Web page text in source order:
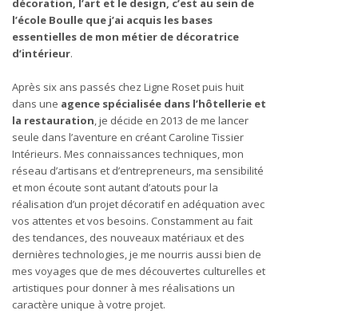
décoration, l’art et le design, c’est au sein de
l’école Boulle que j’ai acquis les bases
essentielles de mon métier de décoratrice
d’intérieur.
Après six ans passés chez Ligne Roset puis huit
dans une agence spécialisée dans l’hôtellerie et
la restauration, je décide en 2013 de me lancer
seule dans l’aventure en créant Caroline Tissier
Intérieurs. Mes connaissances techniques, mon
réseau d’artisans et d’entrepreneurs, ma sensibilité
et mon écoute sont autant d’atouts pour la
réalisation d’un projet décoratif en adéquation avec
vos attentes et vos besoins. Constamment au fait
des tendances, des nouveaux matériaux et des
dernières technologies, je me nourris aussi bien de
mes voyages que de mes découvertes culturelles et
artistiques pour donner à mes réalisations un
caractère unique à votre projet.